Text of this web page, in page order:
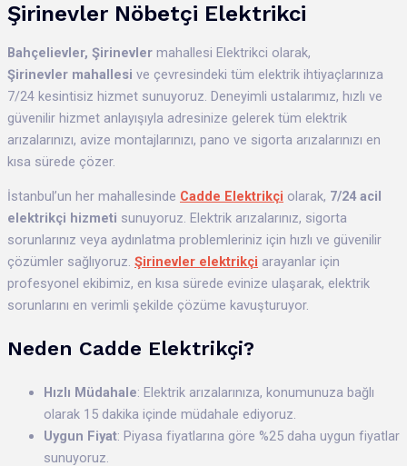
Şirinevler Nöbetçi Elektrikci
Bahçelievler, Şirinevler mahallesi Elektrikci olarak,
Şirinevler mahallesi ve çevresindeki tüm elektrik ihtiyaçlarınıza
7/24 kesintisiz hizmet sunuyoruz. Deneyimli ustalarımız, hızlı ve
güvenilir hizmet anlayışıyla adresinize gelerek tüm elektrik
arızalarınızı, avize montajlarınızı, pano ve sigorta arızalarınızı en
kısa sürede çözer.
İstanbul’un her mahallesinde Cadde Elektrikçi olarak, 7/24 acil
elektrikçi hizmeti sunuyoruz. Elektrik arızalarınız, sigorta
sorunlarınız veya aydınlatma problemleriniz için hızlı ve güvenilir
çözümler sağlıyoruz. Şirinevler elektrikçi arayanlar için
profesyonel ekibimiz, en kısa sürede evinize ulaşarak, elektrik
sorunlarını en verimli şekilde çözüme kavuşturuyor.
Neden Cadde Elektrikçi?
Hızlı Müdahale: Elektrik arızalarınıza, konumunuza bağlı
olarak 15 dakika içinde müdahale ediyoruz.
Uygun Fiyat: Piyasa fiyatlarına göre %25 daha uygun fiyatlar
sunuyoruz.